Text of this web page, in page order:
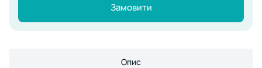
Замовити
Опис